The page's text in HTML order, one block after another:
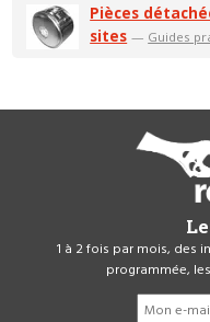
Pièces
sites — Guides
1 à 2 fois par mois, des
programmée,